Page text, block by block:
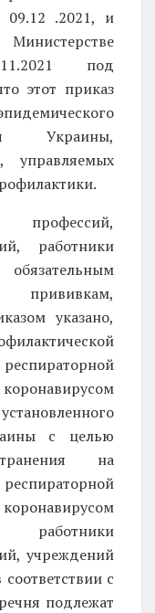
09.12 .2021, и
под
этот приказ
Украины,
управляемых
работники
указано,
коронавирусом
с целью
на
коронавирусом
работники
учреждений
с
подлежат